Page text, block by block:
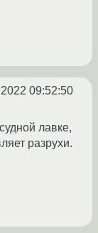
09:52:50
лавке,
разрухи.